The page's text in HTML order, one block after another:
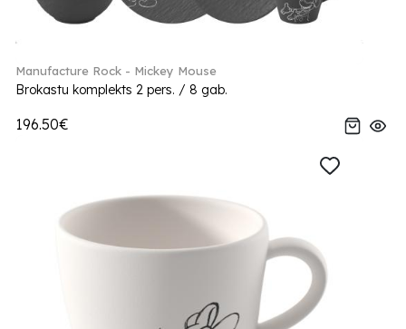
Manufacture Rock - Mickey Mouse
Brokastu komplekts 2 pers. / 8 gab.
196.50€